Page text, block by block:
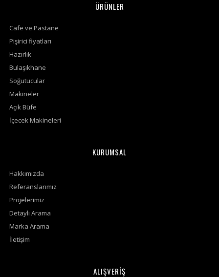
ÜRÜNLER
Cafe ve Pastane
Pişirici fiyatları
Hazırlık
Bulaşıkhane
Soğutucular
Makineler
Açık Büfe
İçecek Makineleri
KURUMSAL
Hakkımızda
Referanslarımız
Projelerimiz
Detaylı Arama
Marka Arama
İletişim
ALIŞVERİŞ